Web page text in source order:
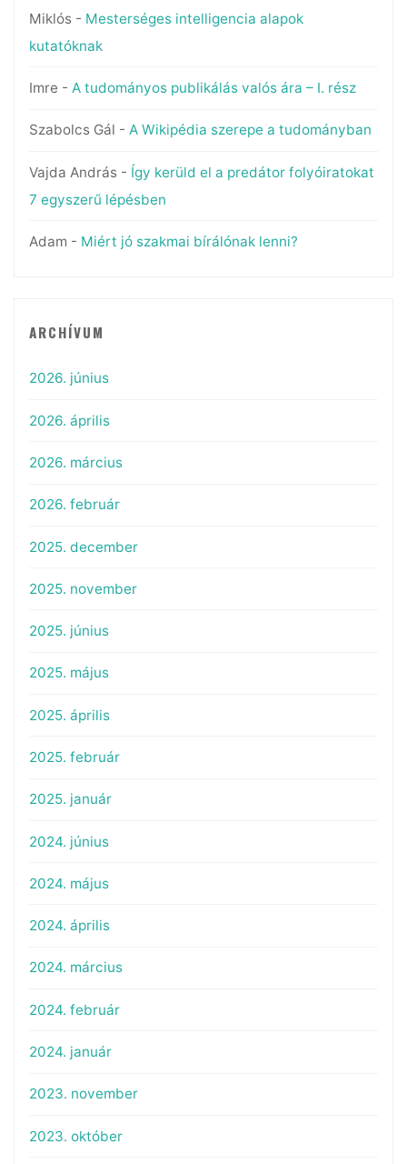
Miklós- Mesterséges intelligencia alapok
kutatóknak
Imre - A tudományos publikálás valós ára – I. rész
Szabolcs Gál - A Wikipédia szerepe a tudományban
Vajda András- Így kerüld el a predátor folyóiratokat
7 egyszerű lépésben
Adam - Miért jó szakmai bírálónak lenni?
ARCHÍVUM
2026. június
2026. április
2026. március
2026. február
2025. december
2025. november
2025. június
2025. május
2025. április
2025. február
2025. január
2024. június
2024. május
2024. április
2024. március
2024. február
2024. január
2023. november
2023. október